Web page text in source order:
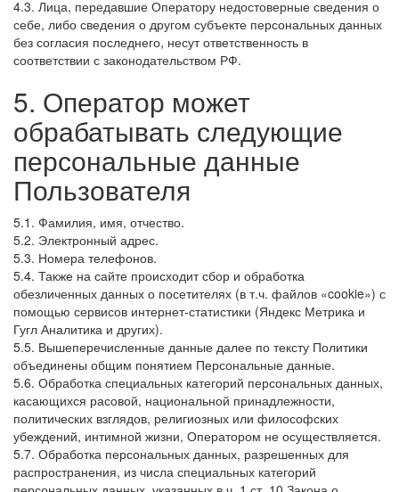
4.3. Лица, передавшие Оператору недостоверные сведения о
себе, либо сведения о другом субъекте персональных данных
без согласия последнего, несут ответственность в
соответствии с законодательством РФ.
5. Оператор может
обрабатывать следующие
персональные данные
Пользователя
5.1. Фамилия, имя, отчество.
5.2. Электронный адрес.
5.3. Номера телефонов.
5.4. Также на сайте происходит сбор и обработка
обезличенных данных о посетителях (в т.ч. файлов «cookie») с
помощью сервисов интернет-статистики (Яндекс Метрика и
Гугл Аналитика и других).
5.5. Вышеперечисленные данные далее по тексту Политики
объединены общим понятием Персональные данные.
5.6. Обработка специальных категорий персональных данных,
касающихся расовой, национальной принадлежности,
политических взглядов, религиозных или философских
убеждений, интимной жизни, Оператором не осуществляется.
5.7. Обработка персональных данных, разрешенных для
распространения, из числа специальных категорий